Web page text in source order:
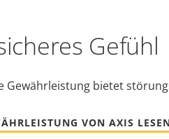
Gefühl
Gewährleistung bietet
VON AXIS